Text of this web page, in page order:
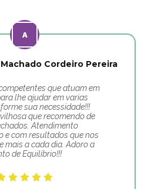
Cordeiro Pereira
que atuam em
lhe ajudar em varias
sua necessidade!!!
que recomendo de
Atendimento
e com resultados que nos
mais a cada dia. Adoro a
de Equilíbrio!!!